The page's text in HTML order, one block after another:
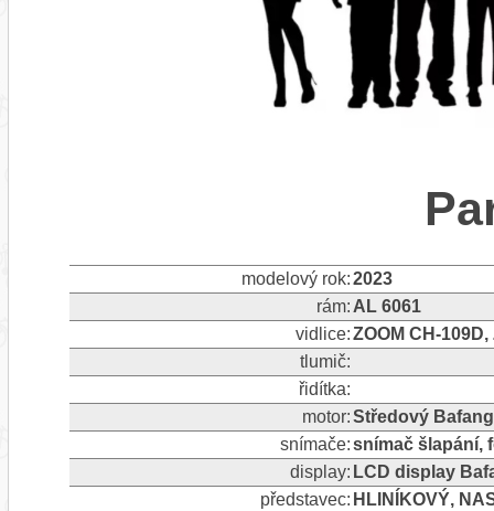
modelový rok:2023
rám: AL 6061
vidlice:ZOOM CH-
tlumič:
řidítka:
motor:Středový
snímače:snímač šlapání,
display: LCD display
představec: HLINÍKOVÝ,